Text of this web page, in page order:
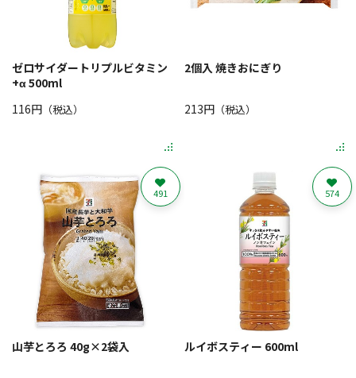
ゼロサイダートリプルビタミン
+α 500ml
116円 （税込）
2個入 焼きおにぎり
213円（税込）
山芋とろろ 40g×2袋入
491
ルイボスティー 600ml
574